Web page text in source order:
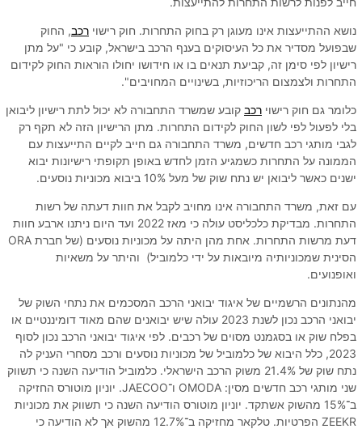
נושא ההתייעצות אינו מעוגן רק בחוק התחרות. חוק רישוי רכב, החוק
שבפועל מסדיר את כל העיסוקים בענף הרכב בישראל, קובע כי "על מתן
רישיון לפי סימן זה, קביעת תנאים בו או חידושו יחולו הוראות החוק לקידום
התחרות ולצמצום הריכוזיות, בשינויים המחויבים".
כלומר גם חוק רישוי רכב קובע שמשרד התחבורה לא יכול לתת רישיון ליבואן
בלי לפעול לפי לשון החוק לקידום התחרות. מתן הרישיון הזה לא תקף רק
לגבי מותגי רכב חדשים, משרד התחבורה גם חייב לקיים התייעצות עם
הממונה על התחרות כשמגיע הזמן לחדש באופן תקופתי רישיונות יבוא
ישנים כאשר ליבואן יש נתח שוק של מעל 10% ביבוא מכוניות נוסעים.
עם זאת, משרד התחבורה אינו מחויב לקבל את חוות דעתה של רשות
התחרות. מבדיקת כלכליסט עולה כי מאז 2022 ועד היום ניתנו ארבע חוות
דעת מרשות התחרות. אחת מהן היתה על מכוניות נוסעים (של חברת ORA
הסינית שמכוניותיה מיובאות על ידי כלמוביל) והיתר על משאיות
ואופנועים.
מהנתונים הרשמיים של איגוד יבואני הרכב המסכמים את נתחי השוק של
יבואני הרכב נכון לשנת 2023 עולה שיש יבואנים שהם מאוד דומיננטיים או
בפלח שוק או בסגמנט מסוים של רכבים. לפי איגוד יבואני הרכב נכון לסוף
2023, כלל היבוא של כלמוביל של מכוניות נוסעים ורכב מסחרי העניק לה
נתח שוק של 21.4% משוק הרכב הישראלי. כלמוביל הודיעה השנה כי תשווק
שני מותגי רכב חדשים מסין: OMODA ו־JAECOO. יוניון מוטורס החזיקה
ב־15% מהשוק אשתקד. יוניון מוטורס הודיעה השנה כי תשווק את מכוניות
ZEEKR הפרטיות. טלקאר מחזיקה ב־12.7% מהשוק אך לא הודיעה כי